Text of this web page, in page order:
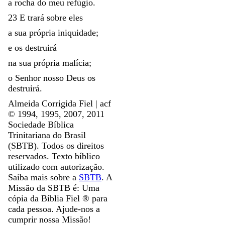
a rocha do meu refúgio.
23 E trará sobre eles
a sua própria iniquidade;
e os destruirá
na sua própria malícia;
o Senhor nosso Deus os
destruirá.
Almeida Corrigida Fiel | acf
©️ 1994, 1995, 2007, 2011
Sociedade Bíblica
Trinitariana do Brasil
(SBTB). Todos os direitos
reservados. Texto bíblico
utilizado com autorização.
Saiba mais sobre a SBTB. A
Missão da SBTB é: Uma
cópia da Bíblia Fiel ®️ para
cada pessoa. Ajude-nos a
cumprir nossa Missão!